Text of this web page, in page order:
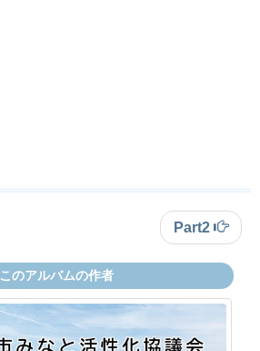
Part2
このアルバムの作者